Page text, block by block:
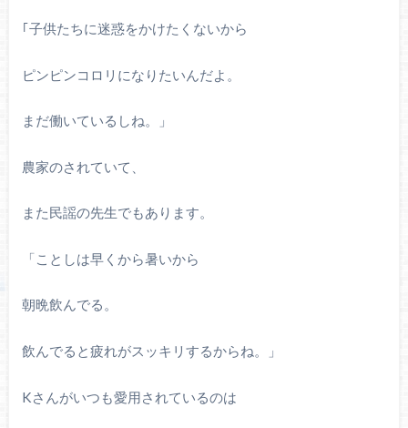
｢子供たちに迷惑をかけたくないから
ピンピンコロリになりたいんだよ。
まだ働いているしね。」
農家のされていて、
また民謡の先生でもあります。
「ことしは早くから暑いから
朝晩飲んでる。
飲んでると疲れがスッキリするからね。」
Kさんがいつも愛用されているのは